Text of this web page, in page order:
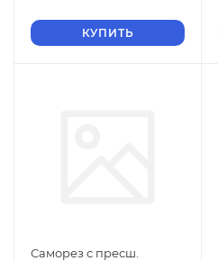
КУПИТЬ
Саморез с пресш.